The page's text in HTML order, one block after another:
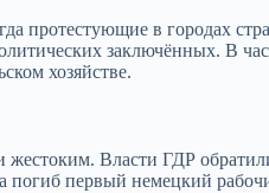
протестующие в городах
заключённых. В
хозяйстве.
Власти ГДР
погиб первый немецкий